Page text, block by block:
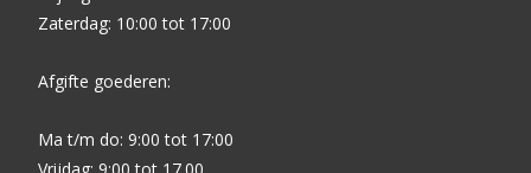
Zaterdag: 10:00 tot 17:00
Afgifte goederen:
Ma t/m do: 9:00 tot 17:00
Vrijdag: 9:00 tot 17.00